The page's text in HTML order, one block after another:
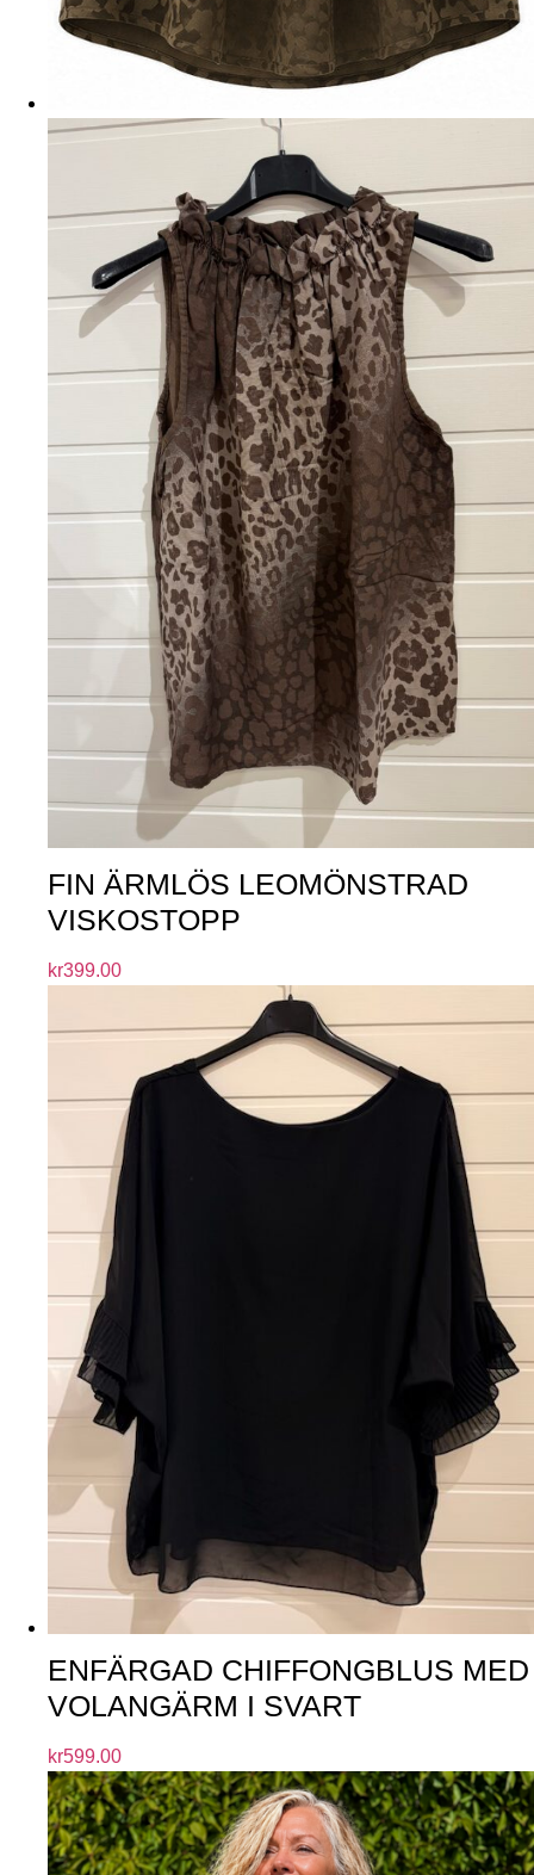
FIN ÄRMLÖS LEOMÖNSTRAD
VISKOSTOPP
kr399.00
ENFÄRGAD CHIFFONGBLUS MED
VOLANGÄRM I SVART
kr599.00